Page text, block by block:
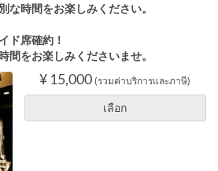
な時間をお楽しみください。
ド席確約！
間をお楽しみくださいませ。
¥ 15,000 (รวมค่าบริการและภาษี)
เลือก